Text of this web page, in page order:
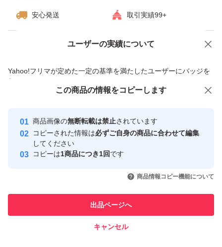
安心発送 取引実績99+
ユーザーの実績について
Yahoo!フリマが定めた一定の基準を満たしたユーザーにバッジを
付与しています
安心取引出品者
心・安全なユーザーです
取引実績
引を完了させた実績があります
での取引実績があります
価格の相談 商品への質問
この商品の情報をコピーします
商品画像の無断転載は禁止されています
コピーされた情報は必ずご自身の商品に合わせて編集
してください
コピーは1商品につき1回です
商品情報コピー機能について
出品ページへ
キャンセル
この商品をみている人にオススメ